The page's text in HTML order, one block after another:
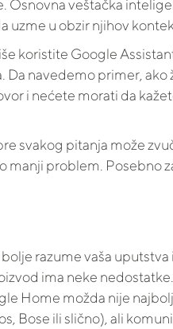
Osnovna veštačka
uzme u obzir njihov
koristite Google
Da navedemo primer,
i nećete morati da
svakog pitanja može
manji problem. Posebno
razume vaša
ima neke
Home možda nije
Bose ili slično), ali